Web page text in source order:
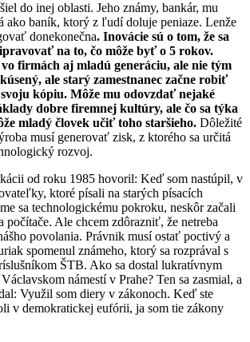
do inej oblasti. Jeho známy, bankár, mu
ako baník, ktorý z ľudí doluje peniaze. Lenže
donekonečna. Inovácie sú o tom, že sa
na to, čo môže byť o 5 rokov.
firmách aj mladú generáciu, ale nie tým
ale starý zamestnanec začne robiť
kópiu. Môže mu odovzdať nejaké
dobre firemnej kultúry, ale čo sa týka
mladý človek učiť toho staršieho. Dôležité
musí generovať zisk, z ktorého sa určitá
rozvoj.
od roku 1985 hovoril: Keď som nastúpil, v
ktoré písali na starých písacích
sa technologickému pokroku, neskôr začali
Ale chcem zdôrazniť, že netreba
povolania. Právnik musí ostať poctivý a
spomenul známeho, ktorý sa rozprával s
ŠTB. Ako sa dostal lukratívnym
námestí v Prahe? Ten sa zasmial, a
Využil som diery v zákonoch. Keď ste
v demokratickej eufórii, ja som tie zákony